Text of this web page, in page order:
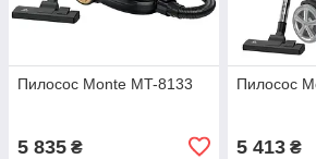
Пилосос Monte MT-8133
5 835 ₴
Пилосос
5 413₴